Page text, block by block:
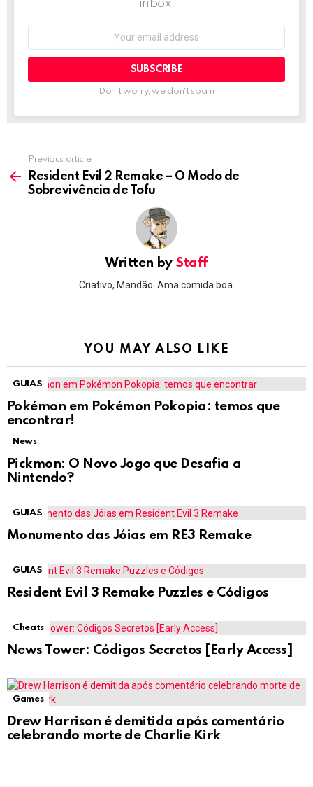
inbox!
Don't worry, we don't spam
more
Previous article
Resident Evil 2 Remake – O Modo de
Sobrevivência de Tofu
Written by Staff
Criativo, Mandão. Ama comida boa.
YOU MAY ALSO LIKE
GUIAS
Pokémon em Pokémon Pokopia: temos que
encontrar!
News
Pickmon: O Novo Jogo que Desafia a
Nintendo?
GUIAS
Monumento das Jóias em RE3 Remake
GUIAS
Resident Evil 3 Remake Puzzles e Códigos
Cheats
News Tower: Códigos Secretos [Early Access]
Games
Drew Harrison é demitida após comentário
celebrando morte de Charlie Kirk